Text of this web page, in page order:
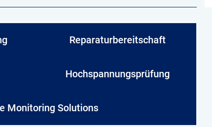
Reparaturbereitschaft
Hochspannungsprüfung
Monitoring Solutions